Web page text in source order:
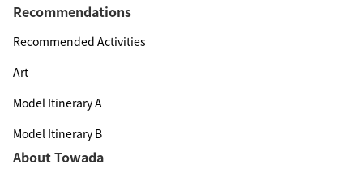
Recommendations
Recommended Activities
Art
Model Itinerary A
Model Itinerary B
About Towada